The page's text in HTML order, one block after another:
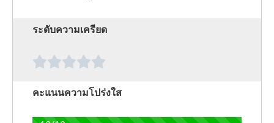
ระดับความเครียด
คะแนนความโปร่งใส